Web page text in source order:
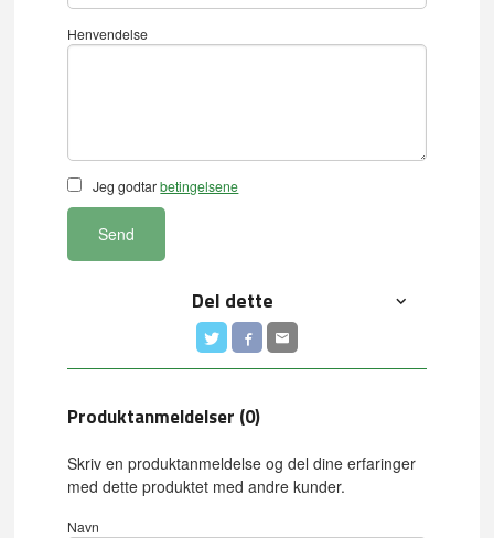
Henvendelse
Jeg godtarbetingelsene
Send
Del dette
Produktanmeldelser (0)
Skriv en produktanmeldelse og del dine erfaringer
med dette produktet med andre kunder.
Navn